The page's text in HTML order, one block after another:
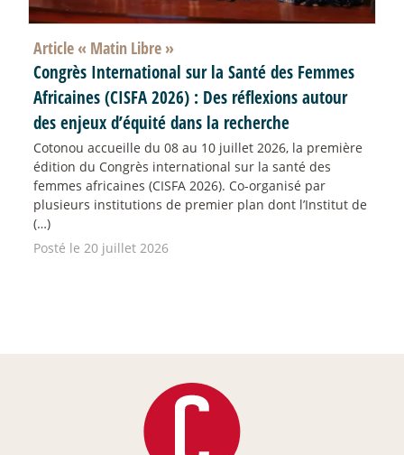
Article « Matin Libre »
Congrès International sur la Santé des Femmes
Africaines (CISFA 2026) : Des réflexions autour
des enjeux d’équité dans la recherche
Cotonou accueille du 08 au 10 juillet 2026, la première
édition du Congrès international sur la santé des
femmes africaines (CISFA 2026). Co-organisé par
plusieurs institutions de premier plan dont l’Institut de
(…)
Posté le 20 juillet 2026